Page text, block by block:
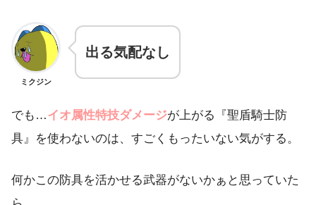
ミクジン
出る気配なし
でも…イオ属性特技ダメージが上がる『聖盾騎士防
具』を使わないのは、すごくもったいない気がする。
何かこの防具を活かせる武器がないかぁと思っていた